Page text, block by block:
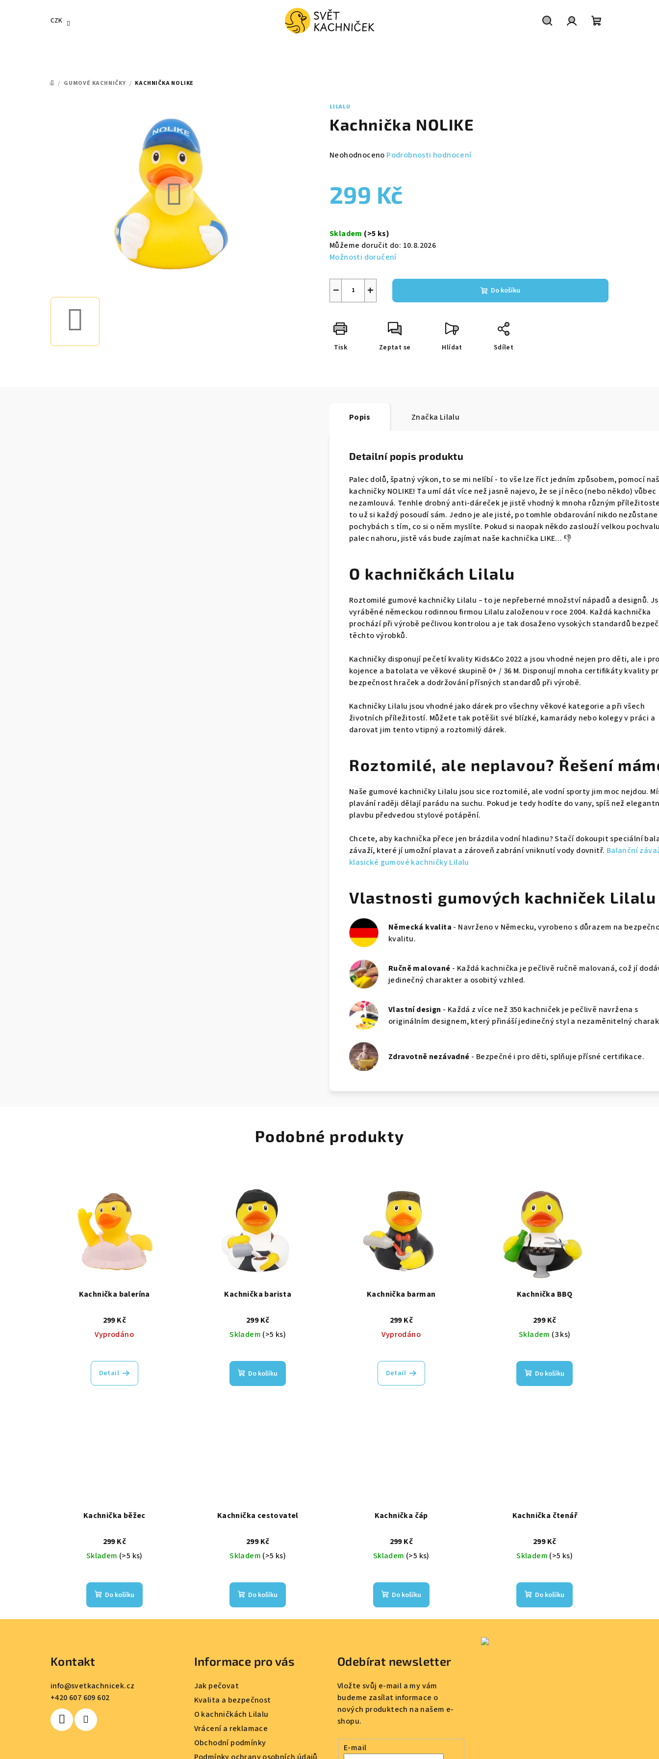
CZK
DOMŮ
/ GUMOVÉ KACHNIČKY / KACHNIČKA NOLIKE
LILALU
Kachnička NOLIKE
Průměrné
je
0,0
hvězdiček.
Neohodnoceno Podrobnosti hodnocení
299 Kč
cena:
Skladem (>5 ks)
Můžeme doručit do: 10.8.2026
Možnosti doručení
+
− Do košíku
Tisk Zeptat se Hlídat Sdílet
Popis Značka Lilalu
Detailní popis produktu
Palec dolů, špatný výkon, to se mi nelíbí - to vše lze říct jedním způsobem, pomocí
kachničky NOLIKE! Ta umí dát více než jasně najevo, že se jí něco (nebo někdo) vůbec
nezamlouvá. Tenhle drobný anti-dáreček je jistě vhodný k mnoha různým
to už si každý posoudí sám. Jedno je ale jisté, po tomhle obdarování nikdo
pochybách s tím, co si o něm myslíte. Pokud si naopak někdo zaslouží velkou
palec nahoru, jistě vás bude zajímat naše kachnička LIKE… 👎
O kachničkách Lilalu
Roztomilé gumové kachničky Lilalu – to je nepřeberné množství nápadů a designů.
vyráběné německou rodinnou firmou Lilalu založenou v roce 2004. Každá kachnička
prochází při výrobě pečlivou kontrolou a je tak dosaženo vysokých standardů
těchto výrobků.
Kachničky disponují pečetí kvality Kids&Co 2022 a jsou vhodné nejen pro děti, ale i
kojence a batolata ve věkové skupině 0+ / 36 M. Disponují mnoha certifikáty kvality
bezpečnost hraček a dodržování přísných standardů při výrobě.
Kachničky Lilalu jsou vhodné jako dárek pro všechny věkové kategorie a při všech
životních příležitostí. Můžete tak potěšit své blízké, kamarády nebo kolegy v práci a
darovat jim tento vtipný a roztomilý dárek.
Roztomilé, ale neplavou? Řešení
Naše gumové kachničky Lilalu jsou sice roztomilé, ale vodní sporty jim moc nejdou.
plavání raději dělají parádu na suchu. Pokud je tedy hodíte do vany, spíš než
plavbu předvedou stylové potápění.
Chcete, aby kachnička přece jen brázdila vodní hladinu? Stačí dokoupit speciální
závaží, které jí umožní plavat a zároveň zabrání vniknutí vody dovnitř. Balanční
klasické gumové kachničky Lilalu
Vlastnosti gumových kachniček Lilalu
Německá kvalita - Navrženo v Německu, vyrobeno s důrazem na
kvalitu.
Ručně malované - Každá kachnička je pečlivě ručně malovaná, což jí
jedinečný charakter a osobitý vzhled.
Vlastní design - Každá z více než 350 kachniček je pečlivě navržena s
originálním designem, který přináší jedinečný styl a nezaměnitelný
Zdravotně nezávadné - Bezpečné i pro děti, splňuje přísné certifikace.
Podobné produkty
Kachnička balerína
299 Kč
Vyprodáno
Detail
Kachnička barista
299 Kč
Skladem (>5 ks)
Do košíku
Kachnička barman
299 Kč
Vyprodáno
Detail
Kachnička BBQ
299 Kč
Skladem (3 ks)
Do košíku
Kachnička běžec
299 Kč
Skladem (>5 ks)
Do košíku
Kachnička cestovatel
299 Kč
Skladem (>5 ks)
Do košíku
Kachnička čáp
299 Kč
Skladem (>5 ks)
Do košíku
Kachnička čtenář
299 Kč
Skladem (>5 ks)
Do košíku
Kontakt
info@svetkachnicek.cz
+420 607 609 602
Informace pro vás
Jak pečovat
Kvalita a bezpečnost
O kachničkách Lilalu
Vrácení a reklamace
Obchodní podmínky
Podmínky ochrany osobních údajů
Odebírat newsletter
Vložte svůj e-mail a my vám
budeme zasílat informace o
nových produktech na našem e-
shopu.
E-mail